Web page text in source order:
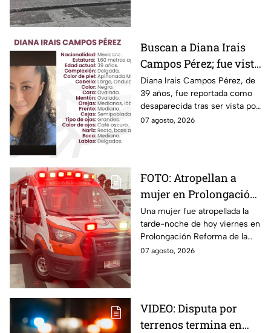
Buscan a Diana Irais
Campos Pérez; fue vista
por última vez en la
ciudad de Puebla
Diana Irais Campos Pérez, de
39 años, fue reportada como
desaparecida tras ser vista por
última vez el 6 de agosto en
07 agosto, 2026
FOTO: Atropellan a
mujer en Prolongación
Reforma, en Puebla,
hoy viernes; así se vio
la zona
Una mujer fue atropellada la
tarde-noche de hoy viernes en
Prolongación Reforma de la
ciudad de Puebla; toma
07 agosto, 2026
VIDEO: Disputa por
terrenos termina en